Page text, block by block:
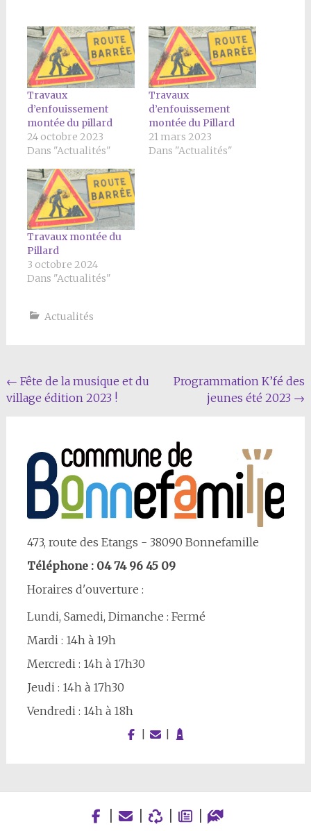
Travaux
d’enfouissement
montée du pillard
24 octobre 2023
Dans "Actualités"
Travaux
d’enfouissement
montée du Pillard
21 mars 2023
Dans "Actualités"
Travaux montée du
Pillard
3 octobre 2024
Dans "Actualités"
Actualités
Navigation
Article
← Fête de la musique et du
village édition 2023 !
Programmation K’fé des
jeunes été 2023 →
473, route des Etangs - 38090 Bonnefamille
Téléphone : 04 74 96 45 09
Horaires d'ouverture :
Lundi, Samedi, Dimanche : Fermé
Mardi : 14h à 19h
Mercredi : 14h à 17h30
Jeudi : 14h à 17h30
Vendredi : 14h à 18h